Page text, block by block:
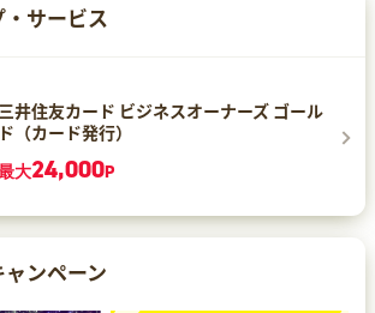
サービス
三井住友カード ビジネスオーナーズ ゴール
ド（カード発行）
大24,000P
ンペーン